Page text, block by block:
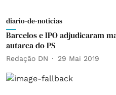
diario-de-noticias
Barcelos e IPO adjudicaram
autarca do PS
Redação DN 29 Mai 2019